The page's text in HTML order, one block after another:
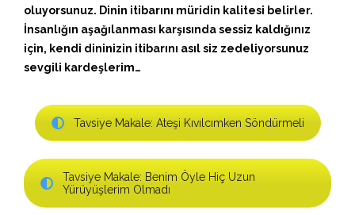
oluyorsunuz. Dinin itibarını müridin kalitesi belirler.
İnsanlığın aşağılanması karşısında sessiz kaldığınız
için, kendi dininizin itibarını asıl siz zedeliyorsunuz
sevgili kardeşlerim…
Tavsiye Makale: Ateşi Kıvılcımken Söndürmeli
Tavsiye Makale: Benim Öyle Hiç Uzun
Yürüyüşlerim Olmadı